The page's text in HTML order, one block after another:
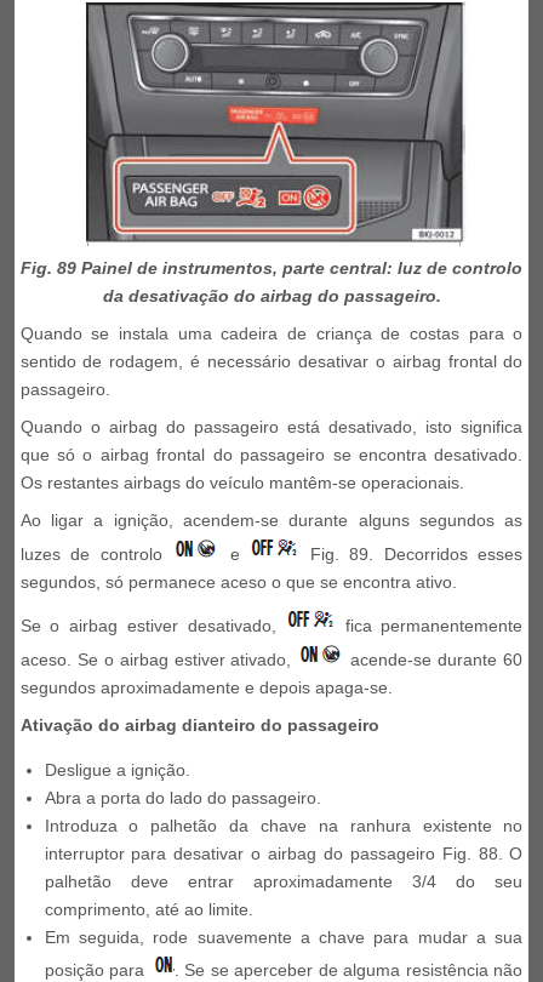
Fig. 89 Painel de instrumentos, parte central: luz de controlo
da desativação do airbag do passageiro.
Quando se instala uma cadeira de criança de costas para o
sentido de rodagem, é necessário desativar o airbag frontal do
passageiro.
Quando o airbag do passageiro está desativado, isto significa
que só o airbag frontal do passageiro se encontra desativado.
Os restantes airbags do veículo mantêm-se operacionais.
Ao ligar a ignição, acendem-se durante alguns segundos as
luzes de controlo
e
Fig. 89. Decorridos esses
segundos, só permanece aceso o que se encontra ativo.
Se o airbag estiver desativado,
fica permanentemente
aceso. Se o airbag estiver ativado,
acende-se durante 60
segundos aproximadamente e depois apaga-se.
Ativação do airbag dianteiro do passageiro
Desligue a ignição.
Abra a porta do lado do passageiro.
Introduza o palhetão da chave na ranhura existente no
interruptor para desativar o airbag do passageiro Fig. 88. O
palhetão deve entrar aproximadamente 3/4 do seu
comprimento, até ao limite.
Em seguida, rode suavemente a chave para mudar a sua
posição para
. Se se aperceber de alguma resistência não